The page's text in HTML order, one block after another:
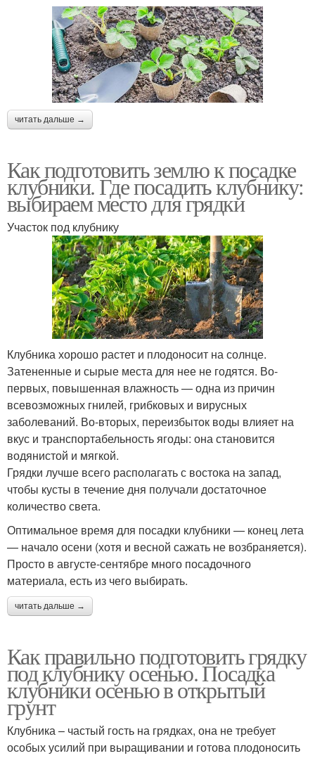
читать дальше →
Как подготовить землю к посадке
клубники. Где посадить клубнику:
выбираем место для грядки
Участок под клубнику
Клубника хорошо растет и плодоносит на солнце.
Затененные и сырые места для нее не годятся. Во-
первых, повышенная влажность — одна из причин
всевозможных гнилей, грибковых и вирусных
заболеваний. Во-вторых, переизбыток воды влияет на
вкус и транспортабельность ягоды: она становится
водянистой и мягкой.
Грядки лучше всего располагать с востока на запад,
чтобы кусты в течение дня получали достаточное
количество света.
Оптимальное время для посадки клубники — конец лета
— начало осени (хотя и весной сажать не возбраняется).
Просто в августе-сентябре много посадочного
материала, есть из чего выбирать.
читать дальше →
Как правильно подготовить грядку
под клубнику осенью. Посадка
клубники осенью в открытый
грунт
Клубника – частый гость на грядках, она не требует
особых усилий при выращивании и готова плодоносить